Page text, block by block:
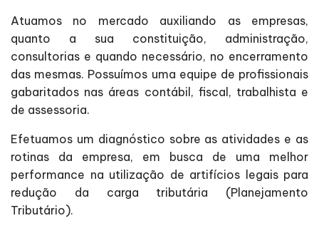
Atuamos no mercado auxiliando as empresas,
quanto a sua constituição, administração,
consultorias e quando necessário, no encerramento
das mesmas. Possuímos uma equipe de profissionais
gabaritados nas áreas contábil, fiscal, trabalhista e
de assessoria.
Efetuamos um diagnóstico sobre as atividades e as
rotinas da empresa, em busca de uma melhor
performance na utilização de artifícios legais para
redução da carga tributária (Planejamento
Tributário).